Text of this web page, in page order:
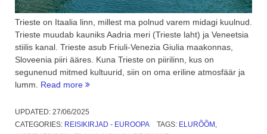
Trieste on Itaalia linn, millest ma polnud varem midagi kuulnud.
Trieste muudab kauniks Aadria meri (Trieste laht) ja Veneetsia
stiilis kanal. Trieste asub Friuli-Venezia Giulia maakonnas,
Sloveenia piiri ääres. Kuna Trieste on piirilinn, kus on
segunenud mitmed kultuurid, siin on oma eriline atmosfäär ja
lumm. Read more “Itaaliasse
Kus
asub
UPDATED: 27/06/2025
CATEGORIES: REISIKIRJAD - EUROOPA TAGS: ELURÕÕM ,